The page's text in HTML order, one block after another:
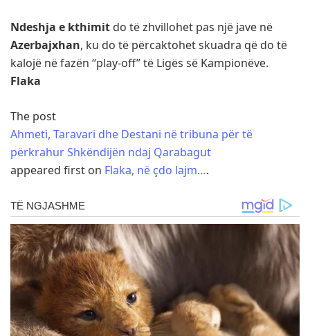
Ndeshja e kthimit do të zhvillohet pas një jave në
Azerbajxhan, ku do të përcaktohet skuadra që do të
kalojë në fazën “play-off” të Ligës së Kampionëve.
Flaka
The post
Ahmeti, Taravari dhe Destani në tribuna për të
përkrahur Shkëndijën ndaj Qarabagut
appeared first on Flaka, në çdo lajm….